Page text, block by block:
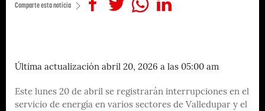
Comparte esta noticia
Última actualización abril 20, 2026 a las 05:00 am
Este lunes 20 de abril se registrarán interrupciones en el
servicio de energía en varios sectores de Valledupar y el